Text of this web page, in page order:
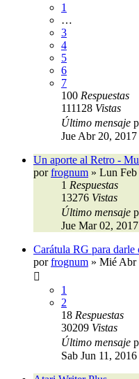
1
…
3
4
5
6
7
100 Respuestas
111128 Vistas
Último mensaje
Jue Abr 20,
Un aporte al Retro -
porfrognum » Lun Feb
1 Respuestas
13276 Vistas
Último mensaje
Jue Mar 02,
Carátula RG para darle
porfrognum » Mié Abr
1
2
18 Respuestas
30209 Vistas
Último mensaje
Sab Jun 11,